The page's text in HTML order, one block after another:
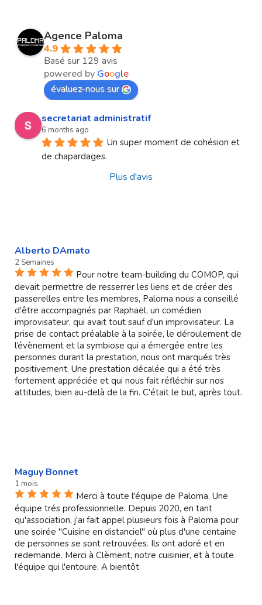
Agence Paloma
4.9
Basé sur 129 avis
powered by Google
évaluez-nous sur
secretariat administratif
6 months ago
Un super moment de cohésion et
de chapardages.
Plus d'avis
Alberto DAmato
2 Semaines
Pour notre team-building du COMOP, qui
devait permettre de resserrer les liens et de créer des
passerelles entre les membres, Paloma nous a conseillé
d'être accompagnés par Raphaël, un comédien
improvisateur, qui avait tout sauf d'un improvisateur. La
prise de contact préalable à la soirée, le déroulement de
l’évènement et la symbiose qui a émergée entre les
personnes durant la prestation, nous ont marqués très
positivement. Une prestation décalée qui a été très
fortement appréciée et qui nous fait réfléchir sur nos
attitudes, bien au-delà de la fin. C'était le but, après tout.
Maguy Bonnet
1 mois
Merci à toute l'équipe de Paloma. Une
équipe trés professionnelle. Depuis 2020, en tant
qu'association, j'ai fait appel plusieurs fois à Paloma pour
une soirée "Cuisine en distanciel" où plus d'une centaine
de personnes se sont retrouvées. Ils ont adoré et en
redemande. Merci à Clèment, notre cuisinier, et à toute
l'équipe qui l'entoure. A bientôt